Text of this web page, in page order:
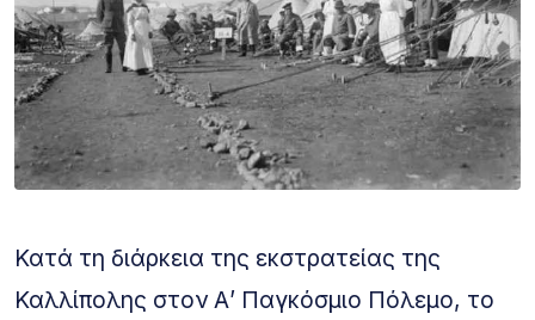
Κατά τη διάρκεια της εκστρατείας της
Καλλίπολης στον Α’ Παγκόσμιο Πόλεμο, το